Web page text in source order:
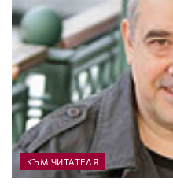
КЪМ ЧИТАТЕЛЯ